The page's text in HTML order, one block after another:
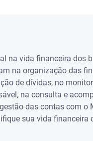
na vida financeira dos
na organização das
de dívidas, no
na consulta e
das contas com o
sua vida financeira